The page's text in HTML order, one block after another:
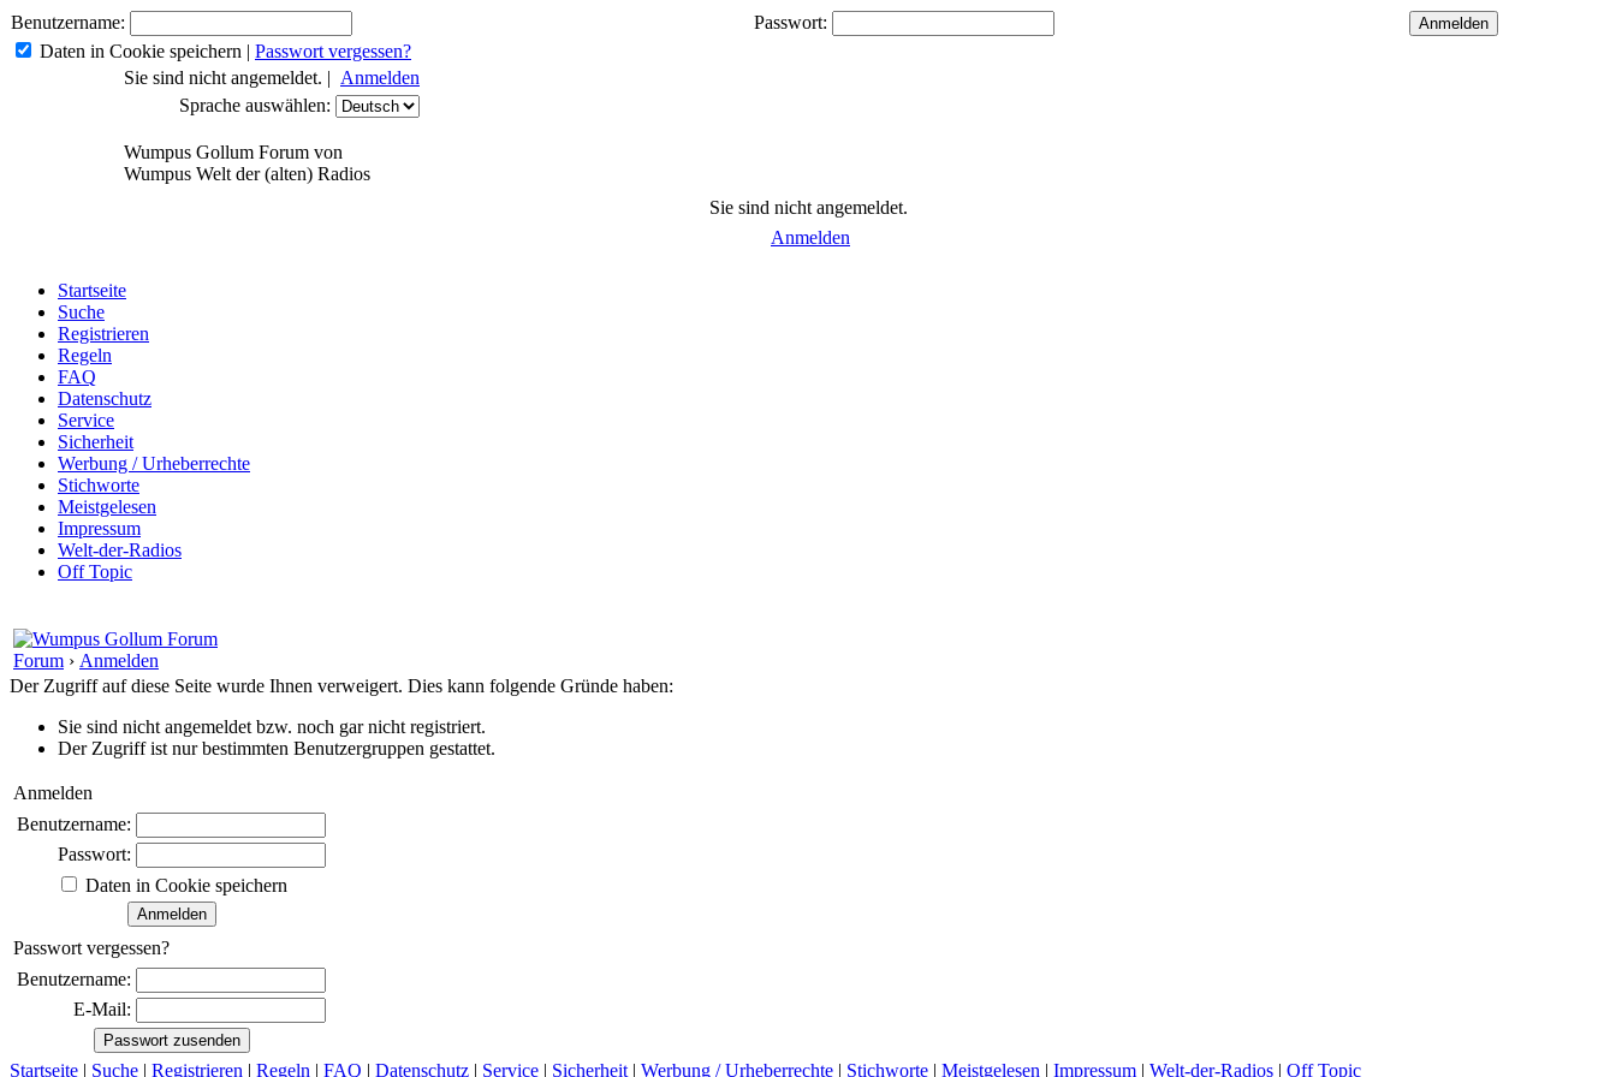
Benutzername:
Passwort:
Daten in Cookie speichern | Passwort vergessen?
Sie sind nicht angemeldet. | Anmelden
Sprache auswählen:
Wumpus Gollum Forum von
Wumpus Welt der (alten) Radios
Sie sind nicht angemeldet.
Anmelden
Startseite
Suche
Registrieren
Regeln
FAQ
Datenschutz
Service
Sicherheit
Werbung / Urheberrechte
Stichworte
Meistgelesen
Impressum
Welt-der-Radios
Off Topic
Forum › Anmelden
Der Zugriff auf diese Seite wurde Ihnen verweigert. Dies kann folgende Gründe haben:
Sie sind nicht angemeldet bzw. noch gar nicht registriert.
Der Zugriff ist nur bestimmten Benutzergruppen gestattet.
Anmelden
Benutzername:
Passwort:
Daten in Cookie speichern
Passwort vergessen?
Benutzername:
E-Mail:
Startseite | Suche | Registrieren | Regeln | FAQ | Datenschutz | Service | Sicherheit | Werbung / Urheberrechte | Stichworte | Meistgelesen | Impressum | Welt-der-Radios | Off Topic